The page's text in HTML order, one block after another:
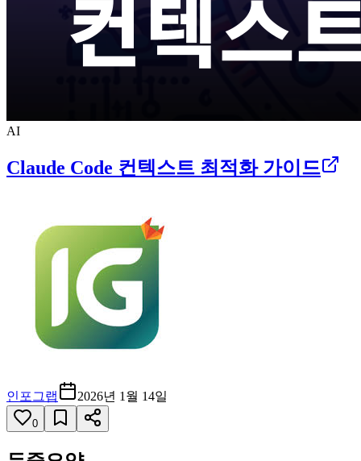
AI
Claude Code 컨텍스트 최적화 가이드
인포그랩 2026년 1월 14일
0